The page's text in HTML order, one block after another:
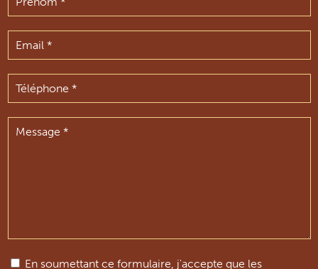
En soumettant ce formulaire, j'accepte que les